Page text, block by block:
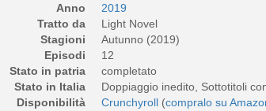
Anno
2019
Tratto da
Light Novel
Stagioni
Autunno (2019)
Episodi
12
Stato in patria
completato
Stato in Italia
Doppiaggio inedito, Sottotitoli
Disponibilità
Crunchyroll (compralo su